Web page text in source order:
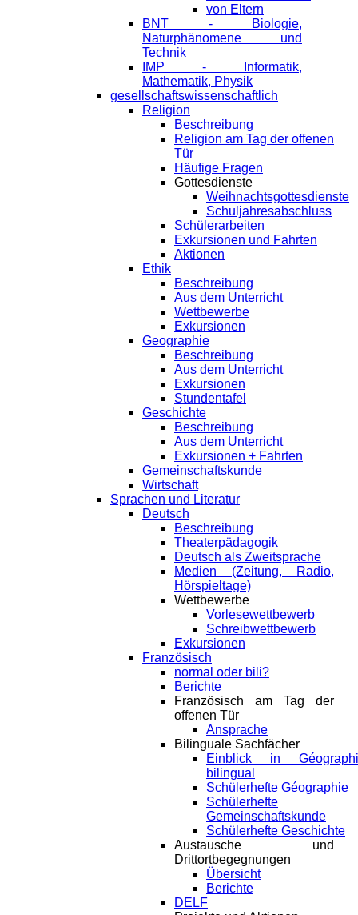
von Eltern
BNT - Biologie,
Naturphänomene und
Technik
IMP - Informatik,
Mathematik, Physik
gesellschaftswissenschaftlich
Religion
Beschreibung
Religion am Tag der offenen
Tür
Häufige Fragen
Gottesdienste
Weihnachtsgottesdienste
Schuljahresabschluss
Schülerarbeiten
Exkursionen und Fahrten
Aktionen
Ethik
Beschreibung
Aus dem Unterricht
Wettbewerbe
Exkursionen
Geographie
Beschreibung
Aus dem Unterricht
Exkursionen
Stundentafel
Geschichte
Beschreibung
Aus dem Unterricht
Exkursionen + Fahrten
Gemeinschaftskunde
Wirtschaft
Sprachen und Literatur
Deutsch
Beschreibung
Theaterpädagogik
Deutsch als Zweitsprache
Medien (Zeitung, Radio,
Hörspieltage)
Wettbewerbe
Vorlesewettbewerb
Schreibwettbewerb
Exkursionen
Französisch
normal oder bili?
Berichte
Französisch am Tag der
offenen Tür
Ansprache
Bilinguale Sachfächer
Einblick in
bilingual
Schülerhefte Géographie
Schülerhefte
Gemeinschaftskunde
Schülerhefte Geschichte
Austausche und
Drittortbegegnungen
Übersicht
Berichte
DELF